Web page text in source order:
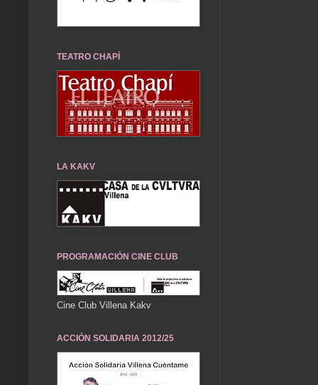
TEATRO CHAPÍ
LA KAKV
PROGRAMACIÓN CINE CLUB
Cine Club Villena Kakv
ACCIÓN SOLIDARIA 2012/25